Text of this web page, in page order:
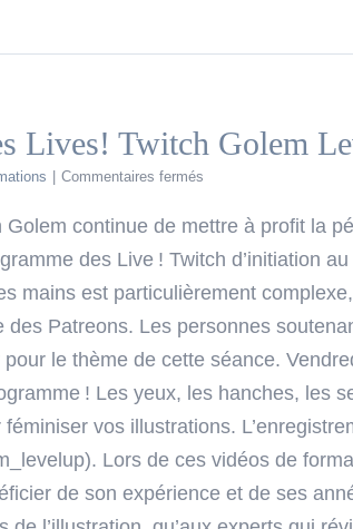
Lives! Twitch Golem
Commentaires fermés
des
Twitch
Level
Up
continue de mettre à profit la
des Live ! Twitch d’initiation
mains est particulièrement
des Patreons. Les personnes
le thème de cette séance.
! Les yeux, les hanches, les
vos illustrations.
Lors de ces vidéos de
de son expérience et de ses